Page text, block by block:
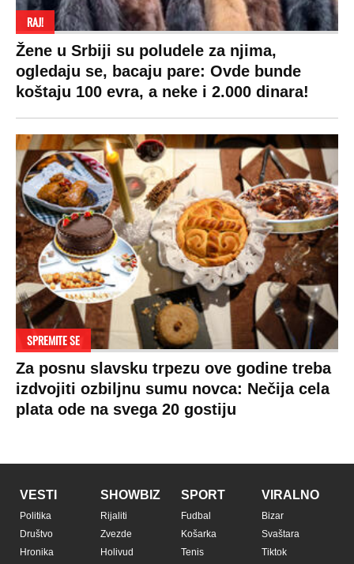
RAJ!
Žene u Srbiji su poludele za njima,
ogledaju se, bacaju pare: Ovde bunde
koštaju 100 evra, a neke i 2.000 dinara!
SPREMITE SE
Za posnu slavsku trpezu ove godine treba
izdvojiti ozbiljnu sumu novca: Nečija cela
plata ode na svega 20 gostiju
VESTI
Politika
Društvo
Hronika
SHOWBIZ
Rijaliti
Zvezde
Holivud
SPORT
Fudbal
Košarka
Tenis
VIRALNO
Bizar
Svaštara
Tiktok